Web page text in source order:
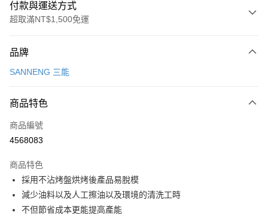
付款與運送方式
超取滿NT$1,500免運
信用卡一次付款
Apple Pay
悠遊付
全盈+PAY
ATM付款
品牌
SANNENG 三能
商品特色
商品編號
4568083
商品特色
採用不沾烤盤烘烤後產品易脫模
減少油料以及人工擦油以及環境的清洗工時
不但節省成本更能提高產能